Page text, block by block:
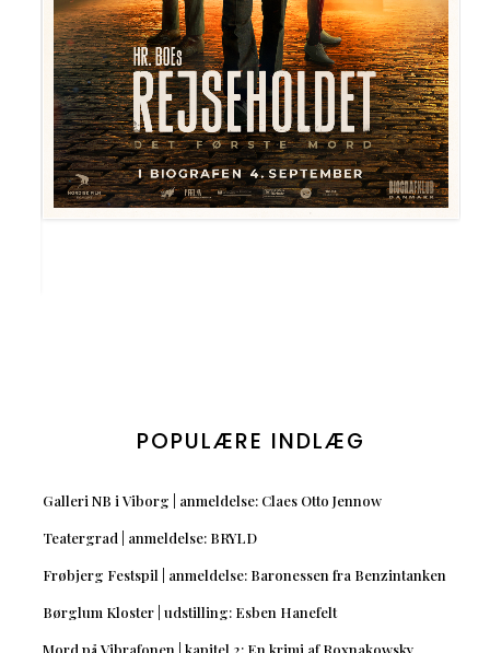
POPULÆRE INDLÆG
Galleri NB i Viborg | anmeldelse: Claes Otto Jennow
Teatergrad | anmeldelse: BRYLD
Frøbjerg Festspil | anmeldelse: Baronessen fra Benzintanken
Børglum Kloster | udstilling: Esben Hanefelt
Mord på Vibrafonen | kapitel 2: En krimi af Roxnakowsky